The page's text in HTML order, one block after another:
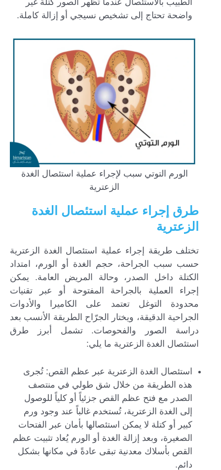
الطبيب بالاستئصال عندما تُظهر الصور كتلة غير
واضحة تحتاج إلى تشخيص نسيجي أو إزالة كاملة.
الورم التوتي سبب لإجراء عملية استئصال الغدة
الزعترية
طرق إجراء عملية استئصال الغدة
الزعترية
تختلف طريقة إجراء عملية استئصال الغدة الزعترية
حسب سبب الجراحة، حجم الغدة أو الورم، امتداد
الكتلة داخل الصدر، وحالة المريض العامة. يمكن
إجراء العملية بالجراحة المفتوحة أو عبر تقنيات
محدودة التوغل تعتمد على الكاميرا والأدوات
الجراحية الدقيقة، ويختار الجرّاح الطريقة الأنسب بعد
دراسة الصور والفحوصات. تشمل أبرز طرق
استئصال الغدة الزعترية ما يلي:
استئصال الغدة الزعترية عبر عظم القص: تُجرى
هذه الطريقة من خلال شق طولي في منتصف
الصدر مع فتح عظم القص جزئياً أو كلياً للوصول
إلى الغدة الزعترية، تُستخدم غالباً عند وجود ورم
كبير أو كتلة لا يمكن استئصالها بأمان عبر الفتحات
الصغيرة، وبعد إزالة الغدة أو الورم يُعاد تثبيت عظم
القص بأسلاك معدنية تبقى عادةً في مكانها بشكل
دائم.